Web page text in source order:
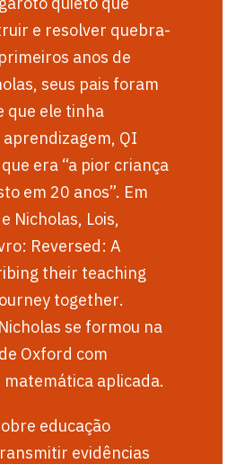
e resolver quebra-
anos de
seus pais foram
que ele tinha
QI
era “a pior criança
em 20 anos”. Em
Nicholas, Lois,
Reversed: A
their teaching
together.
se formou na
Oxford com
aplicada.
educação
evidências